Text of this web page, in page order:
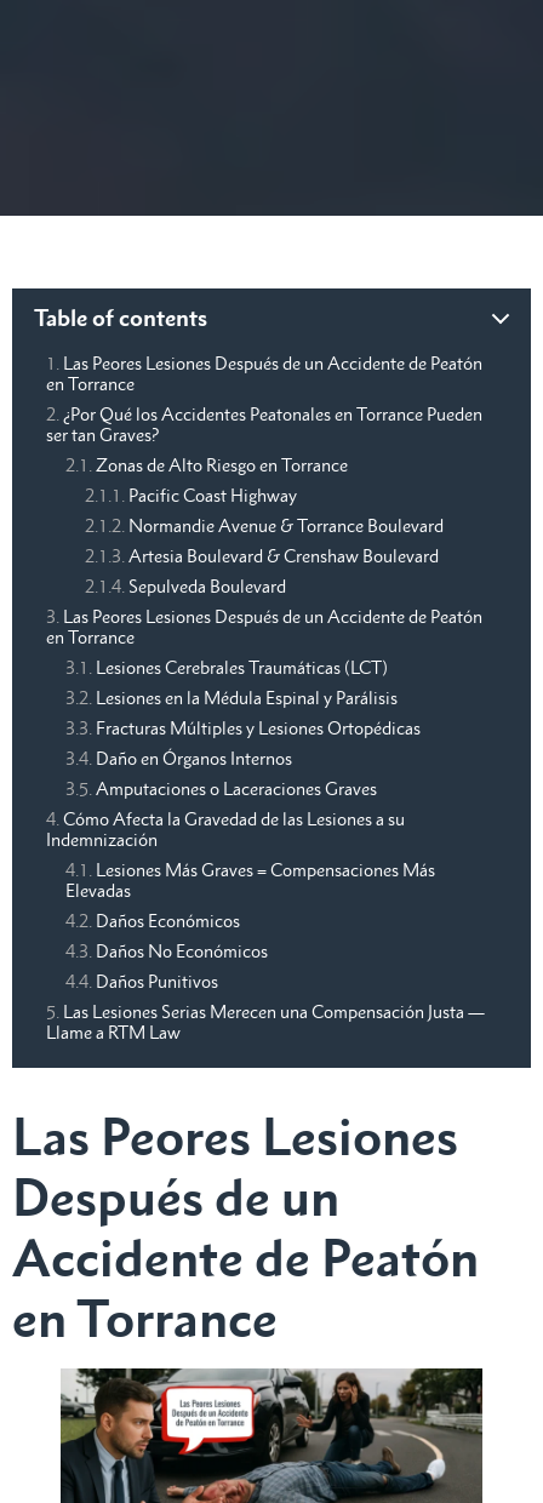
Table of contents
Las Peores Lesiones Después de un Accidente de Peatón
en Torrance
¿Por Qué los Accidentes Peatonales en Torrance Pueden
ser tan Graves?
Zonas de Alto Riesgo en Torrance
Pacific Coast Highway
Normandie Avenue & Torrance Boulevard
Artesia Boulevard & Crenshaw Boulevard
Sepulveda Boulevard
Las Peores Lesiones Después de un Accidente de Peatón
en Torrance
Lesiones Cerebrales Traumáticas (LCT)
Lesiones en la Médula Espinal y Parálisis
Fracturas Múltiples y Lesiones Ortopédicas
Daño en Órganos Internos
Amputaciones o Laceraciones Graves
Cómo Afecta la Gravedad de las Lesiones a su
Indemnización
Lesiones Más Graves = Compensaciones Más
Elevadas
Daños Económicos
Daños No Económicos
Daños Punitivos
Las Lesiones Serias Merecen una Compensación Justa —
Llame a RTM Law
Las Peores Lesiones
Después de un
Accidente de Peatón
en Torrance